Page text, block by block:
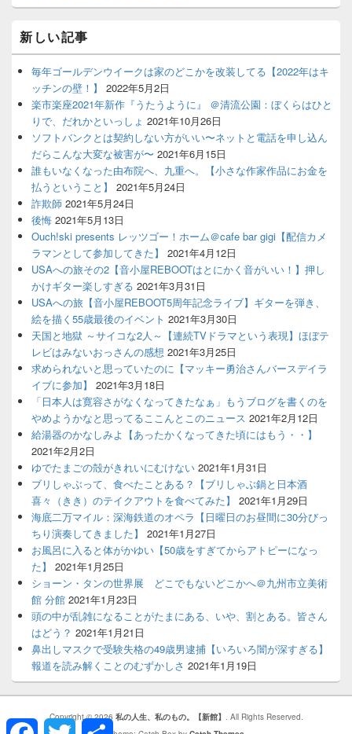
新しい記事
毎年ゴールデンウイークは家のどこかを改装してる【2022年はキ
ッチンの壁！】
2022年5月2日
楽市楽座2021年新作『うたうように』 ＠清流公園：ぼくらはひと
りで、だれかといっしょ 2021年10月26日
ソフトバンクとは契約しない方がいい〜ネットと電話を申し込ん
だらこんな大変な被害が〜 2021年6月15日
誰もいなくなった由布院へ、九重へ。【小さな作家作品にお金を
払うということ】
2021年5月24日
詐欺師 2021年5月24日
後悔 2021年5月13日
Ouch!ski presents レッツゴー！ホーム＠cafe bar gigi【配信カメ
ラマンとして参加してきた】
2021年4月12日
USAへの旅その2【音小屋REBOOTはとにかく音がいい！】押し
かけギター楽しすぎる 2021年3月31日
USAへの旅【音小屋REBOOT5周年記念ライブ】ギターを弾き、
絵を描く55歳最後のイベント 2021年3月30日
天国と地獄 ～サイコな2人～【連続TVドラマという表現】ほぼテ
レビはみないおっさんの感想 2021年3月25日
求められないと思っていたのに【マッキー勇治さんバースデイラ
イブに参加】
2021年3月18日
「日本人は寛容さがなくなってきたなぁ」もうブログを書くのを
やめようかなと思ってるここんとこのニュース 2021年2月12日
給湯器のかなしみよ【あったかくなってきた頃にはもう・・】
2021年2月2日
ゆでたまごの殻がきれいにむけない 2021年1月31日
ブリしゃぶって、食べたことある？【ブリしゃぶ鍋と日本酒
喜々（きき）のテイクアウトを食べてみた】
2021年1月29日
海底二万マイル：深海鉄道のオペラ【日曜日のお昼間に30分びっ
ちり演奏してきました】
2021年1月27日
お風呂に入ると体がかゆい【50歳をすぎてからアトピーになっ
た】
2021年1月25日
ショーン・タンの世界展 どこでもないどこかへ＠九州市立美術
館 分館 2021年1月23日
頭の中が乱雑になることがたまにある、いや、割とある。皆さん
はどう？ 2021年1月21日
鼻出しマスクで受験失格の49歳男逮捕【いろいろ闇が深すぎる】
報道を読み解くことのむずかしさ 2021年1月19日
Copyright © 2026 私の人生、私のもの。【新館】 . All Rights Reserved.
FacebookTwitter 共